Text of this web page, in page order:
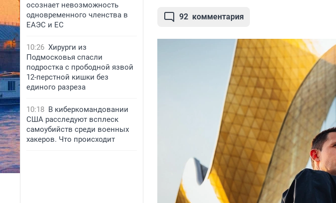
осознает невозможность
одновременного членства в
ЕАЭС и ЕС
10:26 Хирурги из
Подмосковья спасли
подростка с прободной язвой
12-перстной кишки без
единого разреза
10:18 В киберкомандовании
США расследуют всплеск
самоубийств среди военных
хакеров. Что происходит
92 комментария